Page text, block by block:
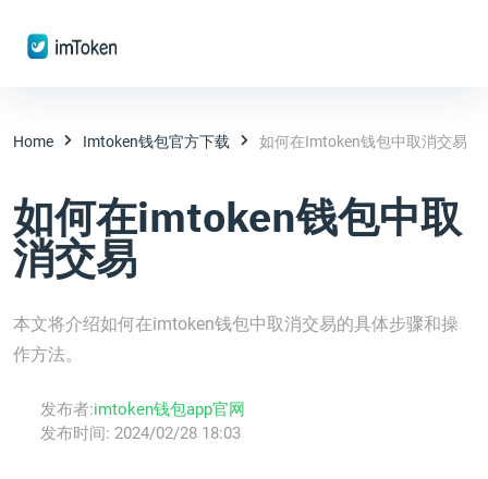
Home Imtoken钱包官方下载 如何在imtoken钱包中取消交易
如何在imtoken钱包中取
消交易
本文将介绍如何在imtoken钱包中取消交易的具体步骤和操
作方法。
发布者:imtoken钱包app官网
发布时间: 2024/02/28 18:03